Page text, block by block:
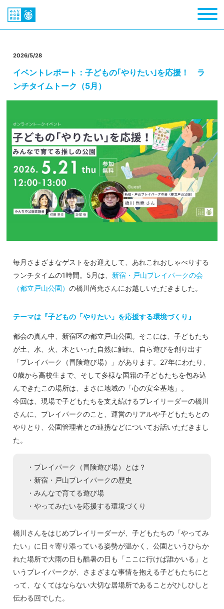
2026/5/28
イベントレポート：子どもの｢やりたい｣を応援！ ラ
ンチタイムトーク（5月）
毎月さまざまなゲストをお迎えして、あれこれおしゃべりする
ランチタイムの1時間。5月は、 新宿・戸山プレイパークの会
（都立戸山公園） の橋川尚尭さんにお越しいただきました。
テーマは『子どもの「やりたい」を応援する環境づくり』
都会の真ん中、新宿区の都立戸山公園。そこには、子どもたち
が土、水、火、木といった自然に触れ、自ら遊びを創り出す
「プレイパーク（冒険遊び場）」があります。27年にわたり、
0歳から高校生まで、そして多様な国籍の子どもたちを包み込
んできたこの場所は、まさに地域の「心の安全基地」。
今回は、現場で子どもたちを支え続けるプレイリーダーの橋川
さんに、プレイパークのこと、運営のリアルや子どもたちとの
やりとり、公園管理者との連携などについてお話いただきまし
た。
・プレイパーク（冒険遊び場）とは？
・新宿・戸山プレイパークの歴史
・みんなで育てる遊び場
・やってみたいを応援する環境づくり
橋川さんをはじめプレイリーダーが、子どもたちの「やってみ
たい」に日々寄り添っている姿勢が温かく、公園というひらか
れた場所で大雨の日も酷暑の日も「ここに行けば誰かいる」と
いうプレイパークが、さまざまな事情を抱える子どもたちにと
って、なくてはならない大切な居場所であることがひしひしと
伝わる回でした。